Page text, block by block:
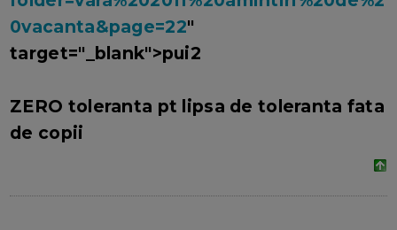
0vacanta&page=22"
target="_blank">pui2
ZERO toleranta pt lipsa de toleranta fata
de copii